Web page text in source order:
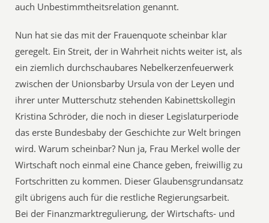
auch Unbestimmtheitsrelation genannt.
Nun hat sie das mit der Frauenquote scheinbar klar
geregelt. Ein Streit, der in Wahrheit nichts weiter ist, als
ein ziemlich durchschaubares Nebelkerzenfeuerwerk
zwischen der Unionsbarby Ursula von der Leyen und
ihrer unter Mutterschutz stehenden Kabinettskollegin
Kristina Schröder, die noch in dieser Legislaturperiode
das erste Bundesbaby der Geschichte zur Welt bringen
wird. Warum scheinbar? Nun ja, Frau Merkel wolle der
Wirtschaft noch einmal eine Chance geben, freiwillig zu
Fortschritten zu kommen. Dieser Glaubensgrundansatz
gilt übrigens auch für die restliche Regierungsarbeit.
Bei der Finanzmarktregulierung, der Wirtschafts- und